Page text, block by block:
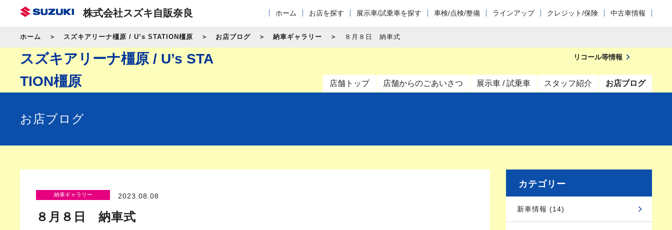
株式会社スズキ自販奈良 ホーム お店を探す 展示車/試乗車を探す 車検/点検/整備 ラインアップ クレジット/保険 中古車情報
ホーム スズキアリーナ橿原 / U’s STATION橿原 お店ブログ 納車ギャラリー ８月８日 納車式
スズキアリーナ橿原 / U’s STA
TION橿原
店舗トップ 店舗からのごあいさつ 展示車 / 試乗車 スタッフ紹介 お店ブログ
リコール等情報
お店ブログ
納車ギャラリー 2023.08.08
８月８日 納車式
カテゴリー
新車情報 (14)